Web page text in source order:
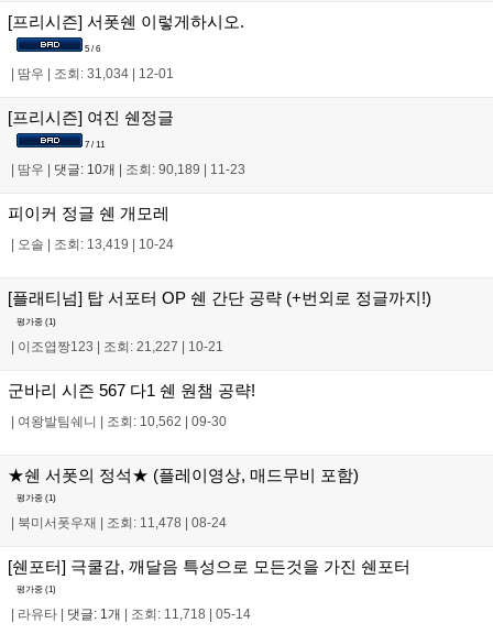
[프리시즌] 서폿쉔 이렇게하시오.
5 / 6
땀우 조회: 31,034 12-01
[프리시즌] 여진 쉔정글
7 / 11
땀우 댓글: 10개 조회: 90,189 11-23
피이커 정글 쉔 개모레
오솔 조회: 13,419 10-24
[플래티넘] 탑 서포터 OP 쉔 간단 공략 (+번외로 정글까지!)
평가중 (1)
| 이조엽짱123 | 조회: 21,227 | 10-21
군바리 시즌 567 다1 쉔 원챔 공략!
| 여왕발팀쉐니 | 조회: 10,562 | 09-30
★쉔 서폿의 정석★ (플레이영상, 매드무비 포함)
평가중 (1)
북미서폿우재 조회: 11,478 08-24
[쉔포터] 극쿨감, 깨달음 특성으로 모든것을 가진 쉔포터
평가중 (1)
라유타 댓글: 1개 조회: 11,718 05-14